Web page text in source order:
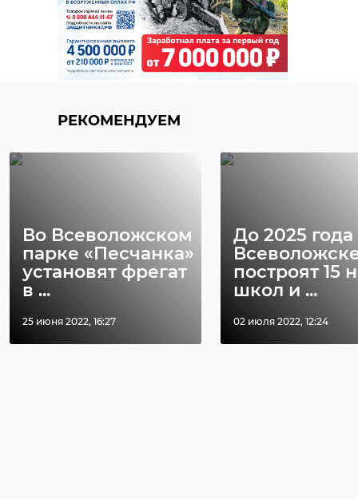
РЕКОМЕНДУЕМ
Во Всеволожском
парке «Песчанка»
установят фрегат
в ...
25 июня 2022, 16:27
До 2025 года
построят 15
школ и ...
02 июля 2022, 12:24
Международный
наблюдатель
оценил работу
избирательно ...
15 марта 2024, 17:26
Казахстана
прибыли на
уч ...